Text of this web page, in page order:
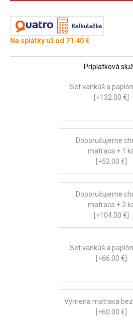
Na splátky už od 71.40 €
Príplatková
Set vankúš a
[+132.00 €]
Doporučujeme
matraca + 1
[+52.00 €]
Doporučujeme
matraca + 2
[+104.00 €]
Set vankúš a
[+66.00 €]
Výmena matraca
[+60.00 €]